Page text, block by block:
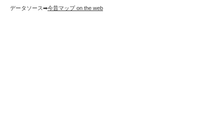
データソース➡︎今昔マップ on the web